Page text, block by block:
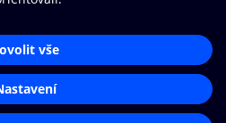
údajů
Aplikace O2 Knihovna
a poslouchej své e-knihy a
rychleji a pohodlněji.